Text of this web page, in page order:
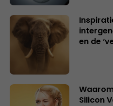
en de
Silicon